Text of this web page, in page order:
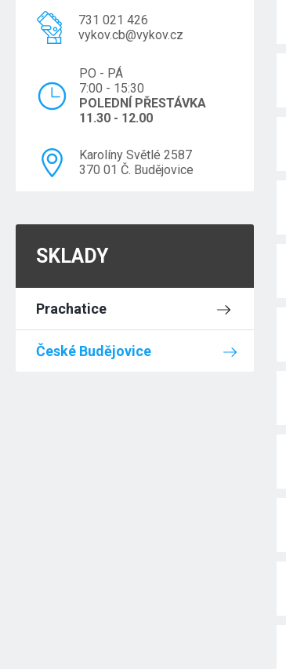
731 021 426
vykov.cb@vykov.cz
PO - PÁ
7:00 - 15:30
POLEDNÍ PŘESTÁVKA
11.30 - 12.00
Karolíny Světlé 2587
370 01 Č. Budějovice
SKLADY
Prachatice
České Budějovice